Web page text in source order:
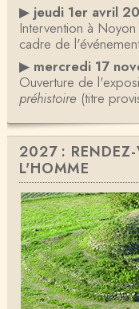
▶ jeudi 1er avril
Intervention à
cadre de
▶ mercredi 17
Ouverture de
préhistoire(titre
2027 : RENDEZ-
L'HOMME